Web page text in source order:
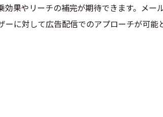
効果やリーチの補完が期待できます。メ
ーに対して広告配信でのアプローチが可能